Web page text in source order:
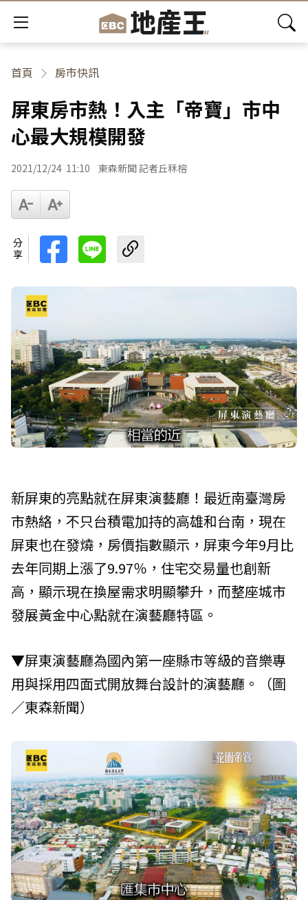
首頁 房市快訊
屏東房市熱！入主「帝寶」市中
心最大規模開發
2021/12/24 11:10 東森新聞 記者丘秝榕
分享
新屏東的亮點就在屏東演藝廳！最近南臺灣房
市熱絡，不只台積電加持的高雄和台南，現在
屏東也在發燒，房價指數顯示，屏東今年9月比
去年同期上漲了9.97％，住宅交易量也創新
高，顯示現在換屋需求明顯攀升，而整座城市
發展黃金中心點就在演藝廳特區。
▼屏東演藝廳為國內第一座縣市等級的音樂專
用與採用四面式開放舞台設計的演藝廳。（圖
／東森新聞）